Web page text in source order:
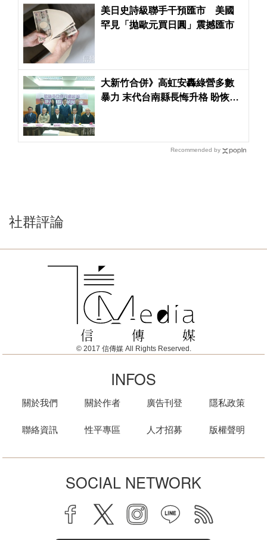
美日史詩級聯手干預匯市 美國
罕見「拋歐元買日圓」震撼匯市
大新竹合併》高虹安轟綠營多數
暴力 末代台南縣長悔升格 盼恢復
Recommended by
社群評論
© 2017 信傳媒 All Rights Reserved.
INFOS
關於我們
聯絡資訊
關於作者
性平專區
廣告刊登
人才招募
隱私政策
版權聲明
SOCIAL NETWORK
facebook twitter instagram